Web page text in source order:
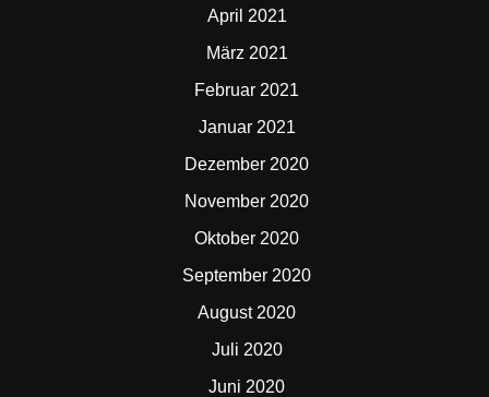
April 2021
März 2021
Februar 2021
Januar 2021
Dezember 2020
November 2020
Oktober 2020
September 2020
August 2020
Juli 2020
Juni 2020